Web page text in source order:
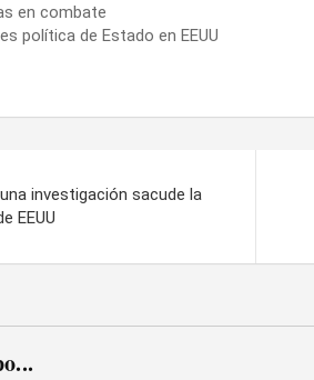
en combate
política de Estado en EEUU
investigación sacude la
EEUU